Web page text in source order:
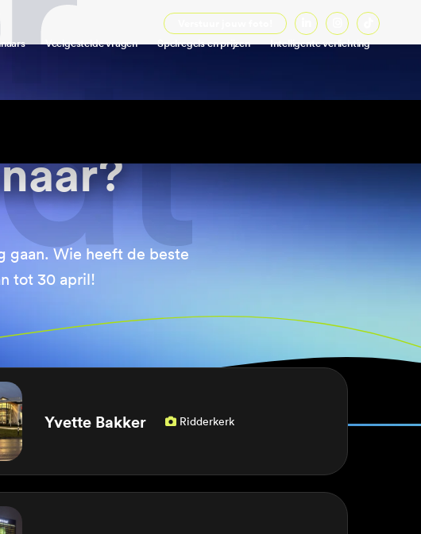
Veelgestelde vragen Spelregels en prijzen Intelligente verlichting
gaan. Wie heeft de beste
tot 30 april!
Yvette Bakker  Ridderkerk